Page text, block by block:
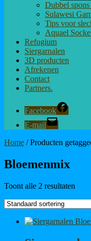
Dubbel
Sulawesi
Tips voor
Aquael
Refugium
Siergarnalen
3D producten
Afrekenen
Contact
Partners.
Facebook
E-mail
Home / Producten
Bloemenmix
Toont alle 2 resultaten